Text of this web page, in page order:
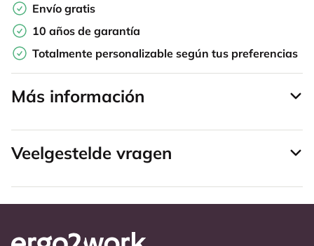
Envío gratis
10 años de garantía
Totalmente personalizable según tus preferencias
Más información
Veelgestelde vragen